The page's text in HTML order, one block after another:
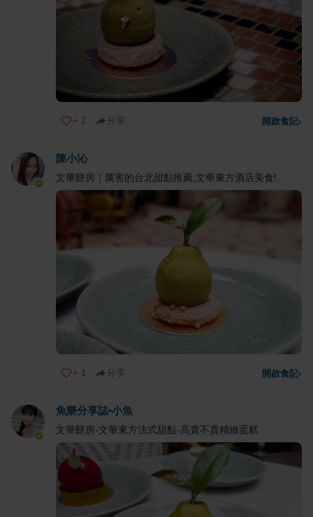
+ 2 分享 開啟食記›
陳小沁
文華餅房｜厲害的台北甜點推薦,文華東方酒店美食!
+ 1 分享 開啟食記›
魚樂分享誌•小魚
文華餅房-文華東方法式甜點-高貴不貴精緻蛋糕